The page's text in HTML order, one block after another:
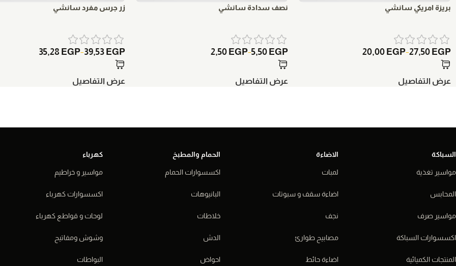
بريزة امريكي سانشي
20,00 EGP–27,50 EGP
عرض التفاصيل
نصف سدادة سانشي
2,50 EGP–5,50 EGP
عرض التفاصيل
زر جرس مفرد سانشي
35,28 EGP–39,53 EGP
عرض التفاصيل
السباكة
مواسير تغذية
المحابس
مواسير صرف
اكسسوارات السباكة
المنتجات الكميائية
الاضاءة
لمبات
اضاءة سقف و سبوتات
نجف
مصابيح طوارئ
اضاءة حائط
الحمام والمطبخ
اكسسوارات الحمام
البانيوهات
خلاطات
الدش
احواض
كهرباء
مواسير و خراطيم
اكسسوارات كهرباء
لوحات و قواطع كهرباء
وشوش ومفاتيح
البواطات